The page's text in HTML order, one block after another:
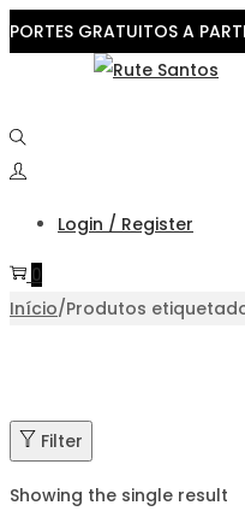
PORTES GRATUITOS A
navigation
content
Login / Register
0
Início/Produtos
Filter
Showing the single result